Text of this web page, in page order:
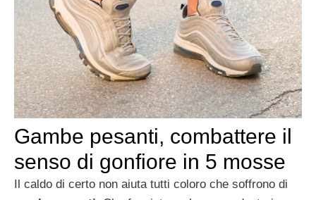
Gambe pesanti, combattere il
senso di gonfiore in 5 mosse
Il caldo di certo non aiuta tutti coloro che soffrono di